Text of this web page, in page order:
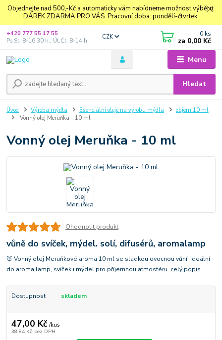
Objednejte nad 500,-Kč a automaticky vám nabídneme možnost výběru:
DÁREK ZDARMA PRO VÁS. Pracovní doba: pondělí-čtvrtek.
Menu
CZK
Hledat
+420 777 55 17 55
Po,St: 8-16.30 h., Út,Čt: 8-14 h.
0 ks
za 0,00 Kč
Úvod Výroba mýdla Esenciální oleje na výrobu mýdla
objem 10 ml
Vonný olej Meruňka - 10 ml
Vonný olej Meruňka - 10 ml
Ohodnotit produkt
vůně do svíček, mýdel. solí, difusérů, aromalamp
🍑 Vonný olej Meruňkové aroma 10 ml se sladkou ovocnou vůní. Ideální
do aroma lamp, svíček i mýdel pro příjemnou atmosféru. celý popis
Dostupnost skladem
47,00 Kč /kus
38,84 Kč bez DPH